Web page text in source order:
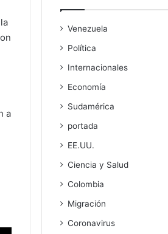
a
Venezuela
Política
Internacionales
Economía
Sudamérica
portada
EE.UU.
Ciencia y Salud
Colombia
Migración
Coronavirus